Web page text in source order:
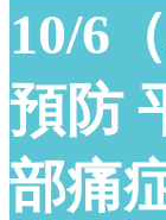
10/6
預防
部痛